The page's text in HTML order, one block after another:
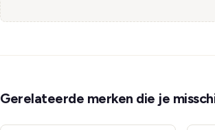
Gerelateerde merken die je